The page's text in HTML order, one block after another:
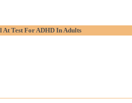
At Test For ADHD In Adults